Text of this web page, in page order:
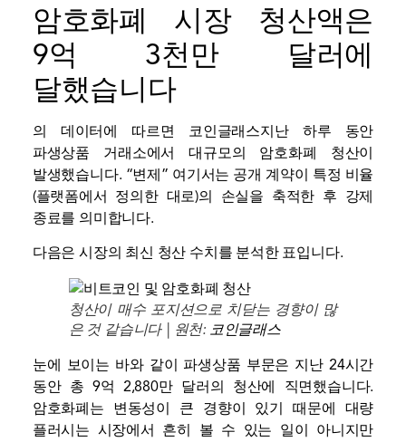
암호화폐 시장 청산액은
9억 3천만 달러에
달했습니다
의 데이터에 따르면 코인글래스지난 하루 동안
파생상품 거래소에서 대규모의 암호화폐 청산이
발생했습니다. “변제” 여기서는 공개 계약이 특정 비율
(플랫폼에서 정의한 대로)의 손실을 축적한 후 강제
종료를 의미합니다.
다음은 시장의 최신 청산 수치를 분석한 표입니다.
청산이 매수 포지션으로 치닫는 경향이 많
은 것 같습니다 | 원천: 코인글래스
눈에 보이는 바와 같이 파생상품 부문은 지난 24시간
동안 총 9억 2,880만 달러의 청산에 직면했습니다.
암호화폐는 변동성이 큰 경향이 있기 때문에 대량
플러시는 시장에서 흔히 볼 수 있는 일이 아니지만